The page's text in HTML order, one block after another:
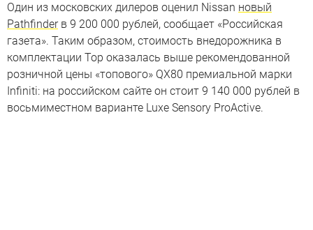
Один из московских дилеров оценил Nissan новый
Pathfinderв 9 200 000 рублей, сообщает «Российская
газета». Таким образом, стоимость внедорожника в
комплектации Top оказалась выше рекомендованной
розничной цены «топового» QX80 премиальной марки
Infiniti: на российском сайте он стоит 9 140 000 рублей в
восьмиместном варианте Luxe Sensory ProActive.